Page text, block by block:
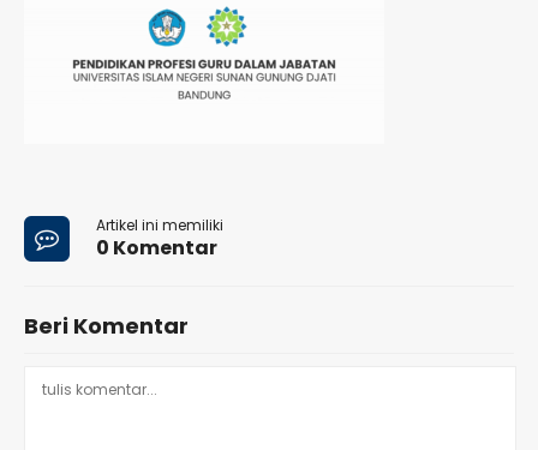
Artikel ini memiliki
0 Komentar
Beri Komentar